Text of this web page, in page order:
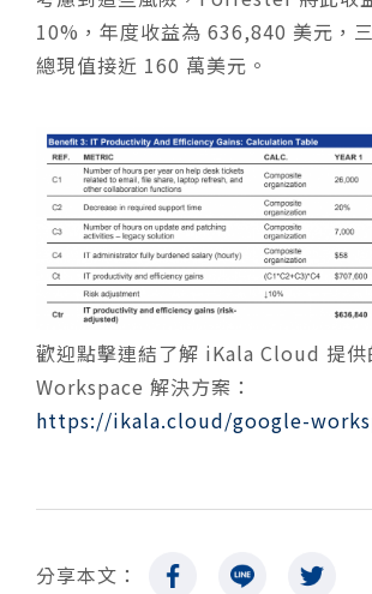
10%，年度收益為 636,840 美元，
總現值接近 160 萬美元。
歡迎點擊連結了解 iKala Cloud 提
Workspace 解決方案：
https://ikala.cloud/google-
分享本文：